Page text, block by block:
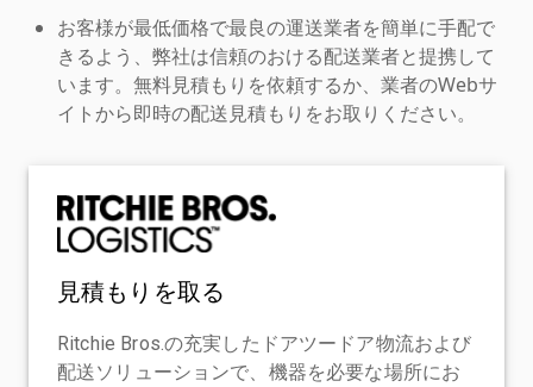
お客様が最低価格で最良の運送業者を簡単に手配で
きるよう、弊社は信頼のおける配送業者と提携して
います。無料見積もりを依頼するか、業者のWebサ
イトから即時の配送見積もりをお取りください。
見積もりを取る
Ritchie Bros.の充実したドアツードア物流および
配送ソリューションで、機器を必要な場所にお